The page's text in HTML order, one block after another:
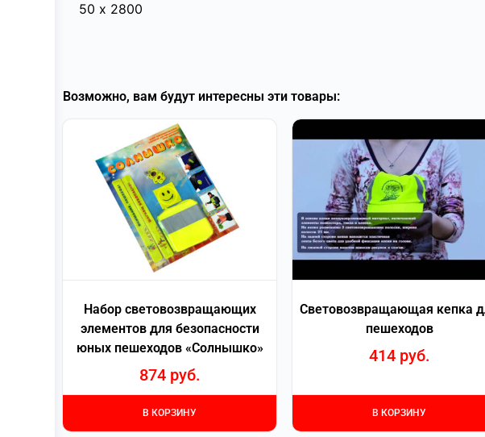
50 х 2800
Возможно, вам будут интересны эти товары:
Набор световозвращающих
элементов для безопасности
юных пешеходов «Солнышко»
874 руб.
В КОРЗИНУ
Световозвращающая кепка
пешеходов
414 руб.
В КОРЗИНУ